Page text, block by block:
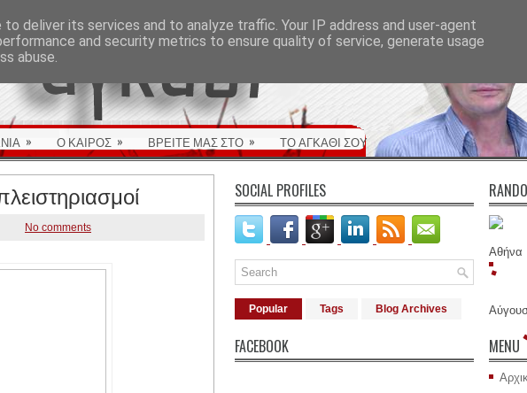
» Ο ΚΑΙΡΟΣ » ΒΡΕΙΤΕ ΜΑΣ ΣΤΟ » ΤΟ ΑΓΚΑΘΙ ΣΟΥ
No comments
SOCIAL PROFILES
Popular Tags Blog Archives
FACEBOOK
Αθήνα
MENU
deliver its services and to analyze traffic. Your IP address and user-agent
and security metrics to ensure quality of service, generate usage
abuse.